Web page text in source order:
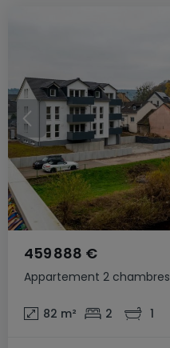
Appartement 2 chambres
459 888 €
82 m² 2 1